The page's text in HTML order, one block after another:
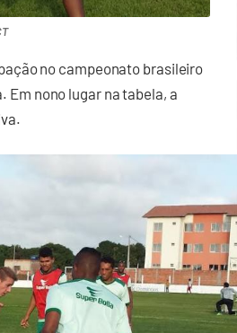
no campeonato brasileiro
Em nono lugar na tabela, a